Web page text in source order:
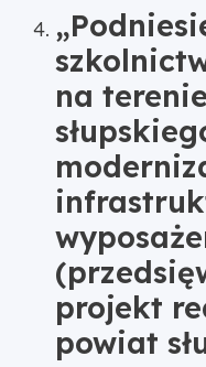
na
projekt
powiat